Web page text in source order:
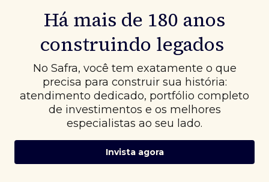
Há mais de 180 anos
construindo legados
No Safra, você tem exatamente o que
precisa para construir sua história:
atendimento dedicado, portfólio completo
de investimentos e os melhores
especialistas ao seu lado.
Invista agora